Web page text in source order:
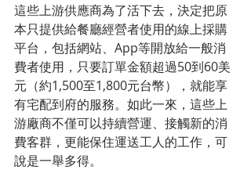
這些上游供應商為了活下去，決定把原
本只提供給餐廳經營者使用的線上採購
平台，包括網站、App等開放給一般消
費者使用，只要訂單金額超過50到60美
元（約1,500至1,800元台幣），就能享
有宅配到府的服務。如此一來，這些上
游廠商不僅可以持續營運、接觸新的消
費客群，更能保住運送工人的工作，可
說是一舉多得。